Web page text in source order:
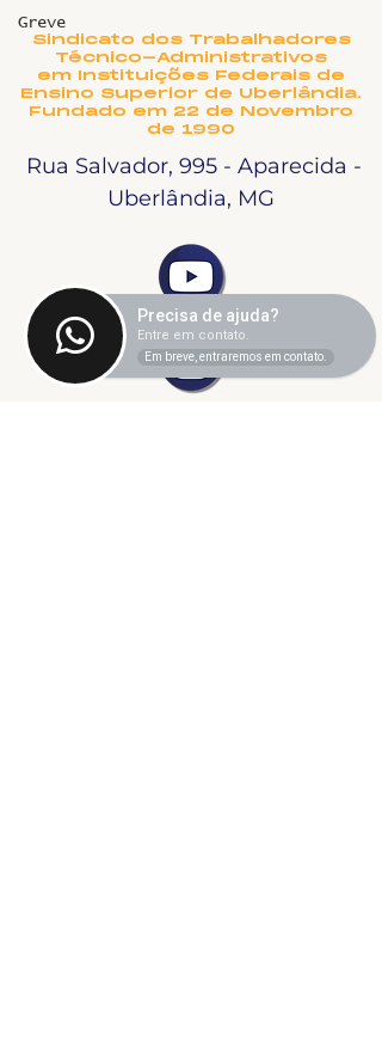
Greve
Sindicato dos Trabalhadores
Técnico-Administrativos
em Instituições Federais de
Ensino Superior de Uberlândia.
Fundado em 22 de Novembro
de 1990
Rua Salvador, 995 - Aparecida -
Uberlândia, MG
Precisa de ajuda?
Entre em contato.
Em breve, entraremos em contato.